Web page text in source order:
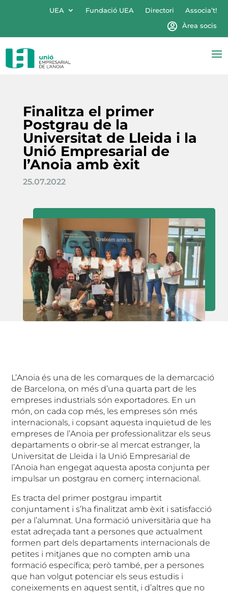
UEA Fundació UEA Directori
Associa’t!
Àrea socis
Finalitza el primer
Postgrau de la
Universitat de Lleida i la
Unió Empresarial de
l’Anoia amb èxit
25.07.2022
L’Anoia és una de les comarques de la demarcació
de Barcelona, on més d’una quarta part de les
empreses industrials són exportadores. En un
món, on cada cop més, les empreses són més
internacionals, i copsant aquesta inquietud de les
empreses de l’Anoia per professionalitzar els seus
departaments o obrir-se al mercat estranger, la
Universitat de Lleida i la Unió Empresarial de
l’Anoia han engegat aquesta aposta conjunta per
impulsar un postgrau en comerç internacional.
Es tracta del primer postgrau impartit
conjuntament i s’ha finalitzat amb èxit i satisfacció
per a l’alumnat. Una formació universitària que ha
estat adreçada tant a persones que actualment
formen part dels departaments internacionals de
petites i mitjanes que no compten amb una
formació específica; però també, per a persones
que han volgut potenciar els seus estudis i
coneixements en aquest sentit, i d’altres que no